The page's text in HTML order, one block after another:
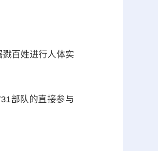
百姓进行人体实
部队的直接参与